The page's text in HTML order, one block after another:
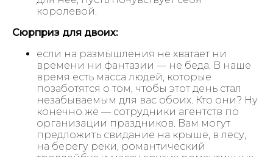
королевой.
Сюрприз для двоих:
если на размышления не хватает ни
времени ни фантазии — не беда. В наше
время есть масса людей, которые
позаботятся о том, чтобы этот день стал
незабываемым для вас обоих. Кто они? Ну
конечно же — сотрудники агентств по
организации праздников. Вам могут
предложить свидание на крыше, в лесу,
на берегу реки, романтический